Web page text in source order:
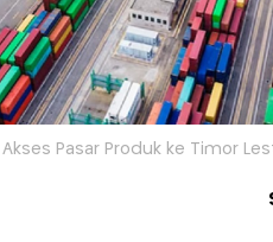
Akses Pasar Produk ke Timor